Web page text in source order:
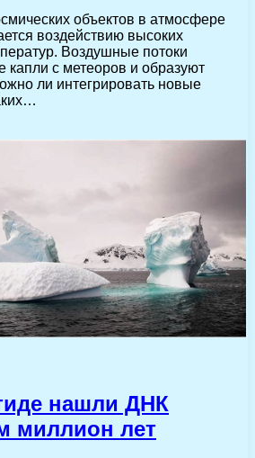
объектов в атмосфере
воздействию высоких
Воздушные потоки
капли с метеоров и образуют
ли интегрировать новые
нашли ДНК
миллион лет